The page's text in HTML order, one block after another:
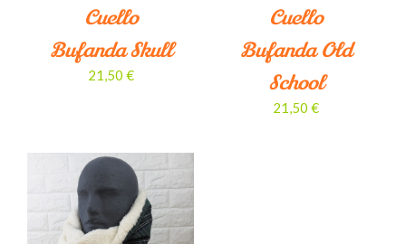
Cuello
Bufanda Skull
21,50 €
Cuello
Bufanda Old
School
21,50 €